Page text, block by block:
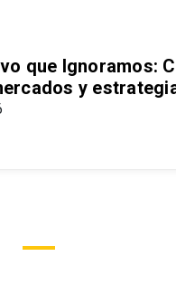
que Ignoramos:
y